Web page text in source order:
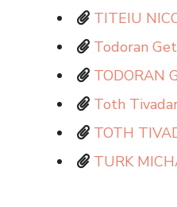
TITEIU
Todoran
TODORAN
Toth
TOTH
TURK